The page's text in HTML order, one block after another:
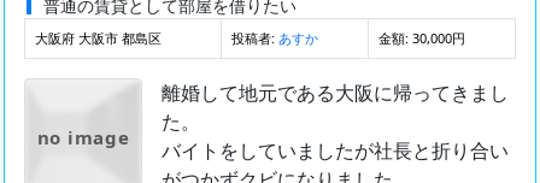
普通の賃貸として部屋を借りたい
大阪府 大阪市 都島区 投稿者: あすか 金額: 30,000円
no image
離婚して地元である大阪に帰ってきまし
た。
バイトをしていましたが社長と折り合い